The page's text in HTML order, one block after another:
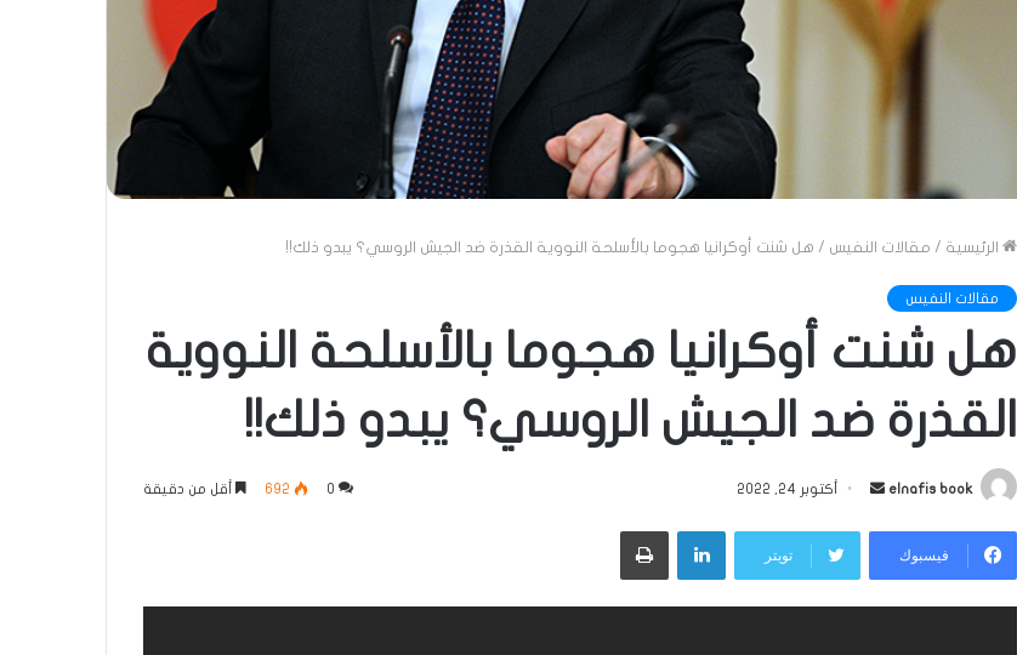
الرئيسية / مقالات النفيس / هل شنت أوكرانيا هجوما بالأسلحة النووية القذرة ضد الجيش الروسي؟ يبدو ذلك!!
مقالات النفيس
هل شنت أوكرانيا هجوما بالأسلحة النووية
القذرة ضد الجيش الروسي؟ يبدو ذلك!!
elnafis book
أرسل
إلكترونيا
أكتوبر 24, 2022 0
692 أقل من دقيقة
فيسبوك تويتر
لينكدإن طباعة